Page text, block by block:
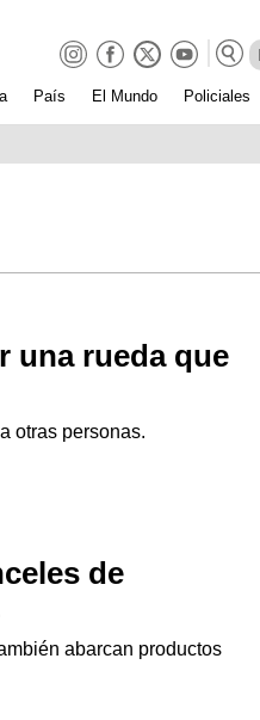
País El Mundo Policiales
una rueda que
otras personas.
de
abarcan productos